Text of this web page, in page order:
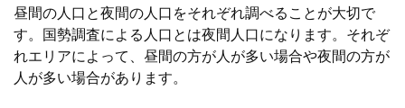
昼間の人口と夜間の人口をそれぞれ調べることが大切で
す。国勢調査による人口とは夜間人口になります。それぞ
れエリアによって、昼間の方が人が多い場合や夜間の方が
人が多い場合があります。